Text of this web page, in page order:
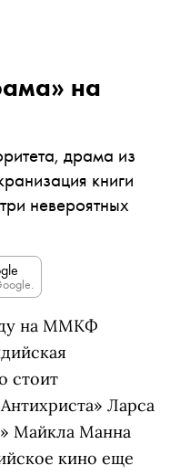
на
драма из
книги
невероятных
на ММКФ
стоит
Ларса
Майкла Манна
кино еще